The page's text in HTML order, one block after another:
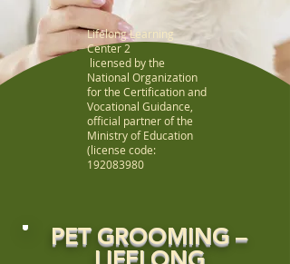
Lifelong Learning
Center 2
licensed by the
National Organization
for the Certification and
Vocational Guidance,
official partner of the
Ministry of Education
(license code:
192083980
PET GROOMING –
LIFELONG